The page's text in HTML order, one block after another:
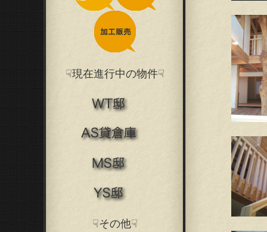
☟現在進行中の物件☟
☟その他☟